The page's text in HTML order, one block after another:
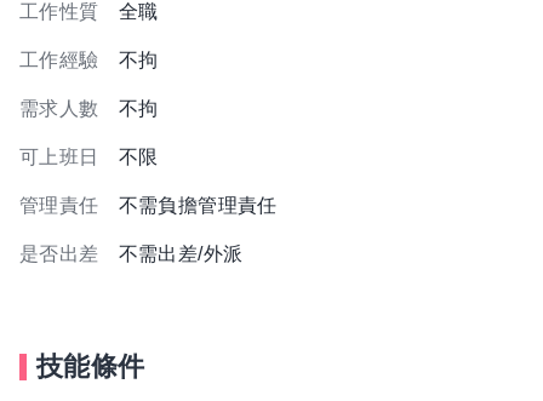
工作性質 全職
工作經驗 不拘
需求人數 不拘
可上班日 不限
管理責任 不需負擔管理責任
是否出差 不需出差/外派
技能條件